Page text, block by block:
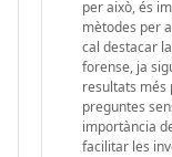
per això, és
mètodes per
cal destacar
forense, ja
resultats més
preguntes
importància
facilitar les